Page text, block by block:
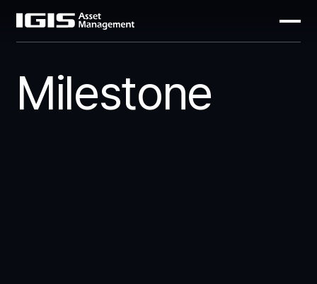
Milestone